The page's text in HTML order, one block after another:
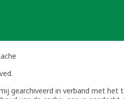
gearchiveerd in verband met het